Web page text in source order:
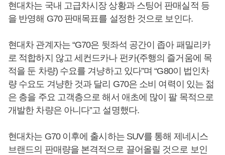
현대차는 국내 고급차시장 상황과 스팅어 판매실적 등
을 반영해 G70 판매목표를 설정한 것으로 보인다.
현대차 관계자는 “G70은 뒷좌석 공간이 좁아 패밀리카
로 적합하지 않고 세컨드카나 펀카(주행의 즐거움에 목
적을 둔 차량) 수요를 겨냥하고 있다”며 “G80이 법인차
량 수요도 겨냥한 것과 달리 G70은 소비 여력이 있는 젊
은 층을 주요 고객층으로 해서 애초에 많이 팔 목적으로
개발한 차량은 아니다”고 설명했다.
현대차는 G70 이후에 출시하는 SUV를 통해 제네시스
브랜드의 판매량을 본격적으로 끌어올릴 것으로 보인